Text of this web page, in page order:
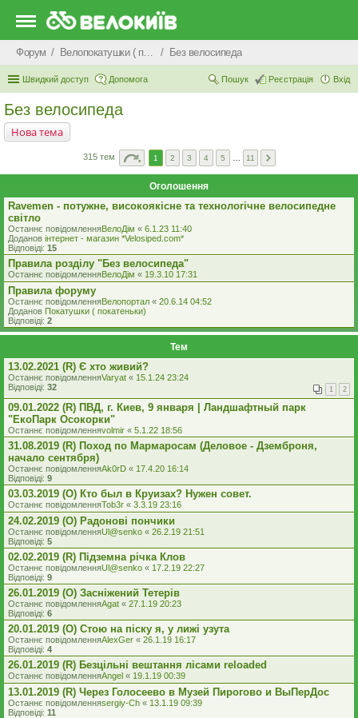
Форум Велопокатушки ( покатеньки), велопоходи, туризм. Без велосипеда
Швидкий доступ Допомога Вхід
Реєстрація
Пошук
Без велосипеда
Нова тема
315 тем 1 2 3 4 5 11
Оголошення
Ravemen - потужне, високоякісне та технологічне велосипедне
світло
Останнє повідомленняВелоДім « 6.1.23 11:40
Доданов iнтернет - магазин *Velosiped.com*
Відповіді: 15
Правила розділу "Без велосипеда"
Останнє повідомленняВелоДім « 19.3.10 17:31
Правила форуму
Останнє повідомленняВелопортал « 20.6.14 04:52
Доданов Покатушки ( покатеньки)
Відповіді: 2
Тем
13.02.2021 (R) Є хто живий?
Останнє повідомленняVaryat « 15.1.24 23:24
Відповіді: 32 1 2
09.01.2022 (R) ПВД, г. Киев, 9 января | Ландшафтный парк
"ЕкоПарк Осокорки"
Останнє повідомленняvolmir « 5.1.22 18:56
31.08.2019 (R) Поход по Мармаросам (Деловое - Дземброня,
начало сентября)
Останнє повідомленняAk0rD « 17.4.20 16:14
Відповіді: 9
03.03.2019 (O) Кто был в Круизах? Нужен совет.
Останнє повідомленняTob3r « 3.3.19 23:16
24.02.2019 (O) Радонові пончики
Останнє повідомленняUl@senko « 26.2.19 21:51
Відповіді: 5
02.02.2019 (R) Підземна річка Клов
Останнє повідомленняUl@senko « 17.2.19 22:27
Відповіді: 9
26.01.2019 (O) Засніжений Тетерів
Останнє повідомленняAgat « 27.1.19 20:23
Відповіді: 6
20.01.2019 (O) Стою на піску я, у лижі узута
Останнє повідомленняAlexGer « 26.1.19 16:17
Відповіді: 4
26.01.2019 (R) Безцільні вештання лісами reloaded
Останнє повідомленняAngel « 19.1.19 00:39
13.01.2019 (R) Через Голосеево в Музей Пирогово и ВыПерДос
Останнє повідомленняsergiy-Ch « 13.1.19 09:39
Відповіді: 11